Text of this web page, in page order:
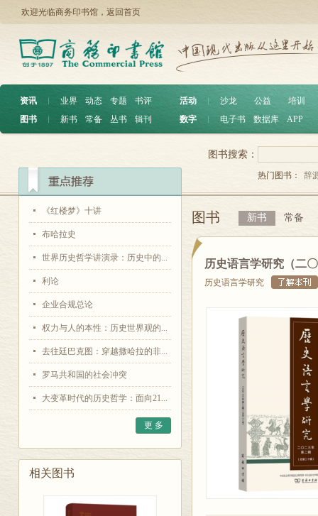
欢迎光临商务印书馆， 返回首页
资讯 ︱ 业界 动态 专题
书评
图书
︱ 新书 常备 丛书 辑刊
活动 沙龙 公益
培训
数字
电子书 数据库 APP
《红楼梦》十讲
布哈拉史
世界历史哲学讲演录：历史中的...
利论
企业合规总论
权力与人的本性：历史世界观的...
去往廷巴克图：穿越撒哈拉的非...
罗马共和国的社会冲突
大变革时代的历史哲学：面向21...
更 多
相关图书
图书搜索：
热门图书： 辞
图书 新书 常备
历史语言学研究（二
历史语言学研究